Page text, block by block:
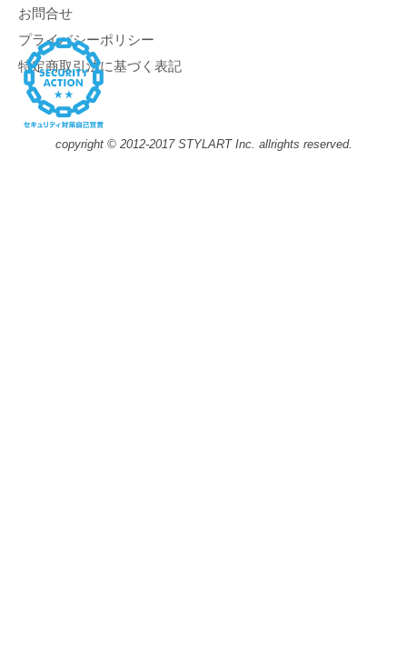
お問合せ
プライバシーポリシー
特定商取引法に基づく表記
copyright © 2012-2017 STYLART Inc. allrights reserved.